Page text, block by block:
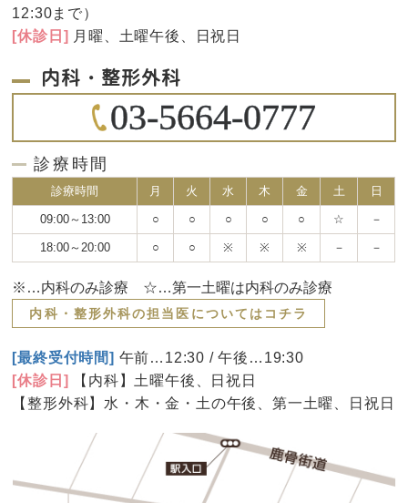
12:30まで）
[休診日] 月曜、土曜午後、日祝日
内科・整形外科
03-5664-0777
診療時間
診療時間 月 火 水 木 金 土 日
09:00～13:00 ○ ○ ○ ○ ○ ☆ －
18:00～20:00 ○ ○ ※ ※ ※ － －
※…内科のみ診療 ☆…第一土曜は内科のみ診療
内科・整形外科の担当医についてはコチラ
[最終受付時間] 午前…12:30 / 午後…19:30
[休診日]
【内科】土曜午後、日祝日
【整形外科】水・木・金・土の午後、第一土曜、日祝日